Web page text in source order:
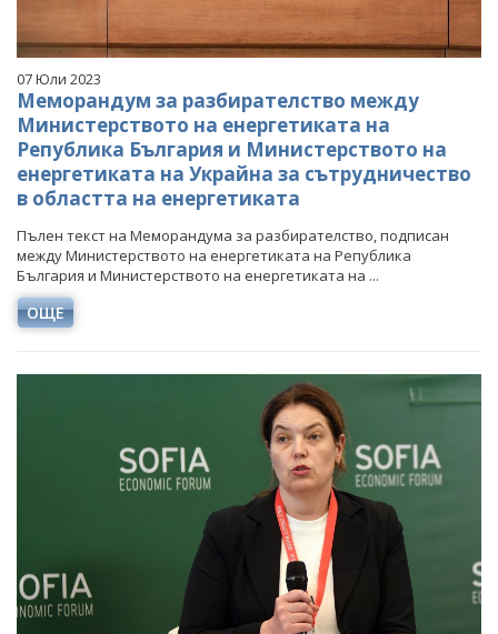
07 Юли 2023
Меморандум за разбирателство между
Министерството на енергетиката на
Република България и Министерството на
енергетиката на Украйна за сътрудничество
в областта на енергетиката
Пълен текст на Меморандума за разбирателство, подписан
между Министерството на енергетиката на Република
България и Министерството на енергетиката на ...
ОЩЕ